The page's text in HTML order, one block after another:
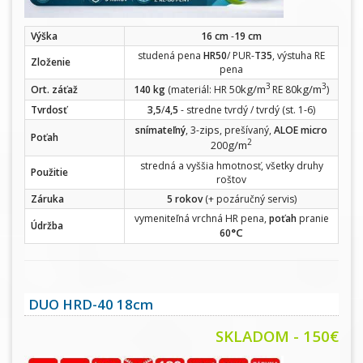
Výška 16 cm-19 cm
Zloženie
studená pena HR50/ PUR-T35, výstuha RE
pena
Ort. záťaž
140 kg (materiál: HR 50kg/m3 RE 80kg/m3)
Tvrdosť
3,5/4,5 - stredne tvrdý / tvrdý (st. 1-6)
Poťah
snímateľný, 3-zips, prešívaný, ALOE micro
200g/m2
Použitie
stredná a vyššia hmotnosť, všetky druhy
roštov
Záruka
5 rokov(+ pozáručný servis)
Údržba
vymeniteľná vrchná HR pena, poťahpranie
60°C
DUO HRD-40 18cm
SKLADOM - 150€